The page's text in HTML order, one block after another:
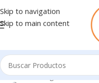
Skip to navigation
Skip to main content
Inicio/Gaming - Accesorios